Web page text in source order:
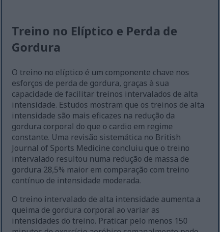
Treino no Elíptico e Perda de
Gordura
O treino no elíptico é um componente chave nos
esforços de perda de gordura, graças à sua
capacidade de facilitar treinos intervalados de alta
intensidade. Estudos mostram que os treinos de alta
intensidade são mais eficazes na redução da
gordura corporal do que o cardio em regime
constante. Uma revisão sistemática no British
Journal of Sports Medicine concluiu que o treino
intervalado resultou numa redução de massa de
gordura 28,5% maior em comparação com treino
contínuo de intensidade moderada.
O treino intervalado de alta intensidade aumenta a
queima de gordura corporal ao variar as
intensidades do treino. Praticar pelo menos 150